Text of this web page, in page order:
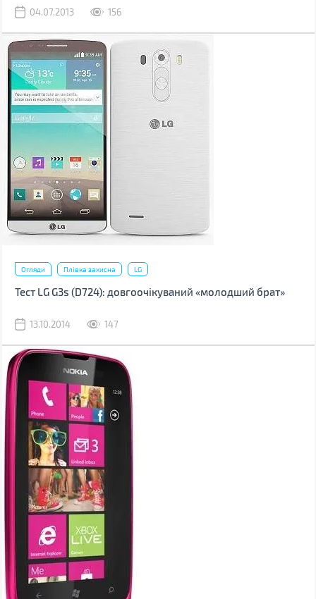
04.07.2013 156
Огляди Плівка захисна LG
Тест LG G3s (D724): довгоочікуваний «молодший брат»
13.10.2014 147